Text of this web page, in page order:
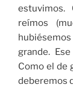
estuvimos.
reímos
grande.
Como el de
deberemos